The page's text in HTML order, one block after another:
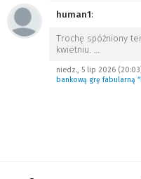
human1:
Trochę spóźniony
kwietniu. …
niedz., 5 lip 2026
bankową grę fabularną